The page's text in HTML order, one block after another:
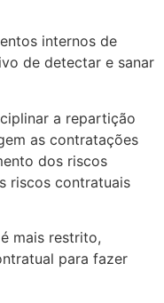
internos de
de detectar e sanar
a repartição
as contratações
dos riscos
riscos contratuais
mais restrito,
para fazer